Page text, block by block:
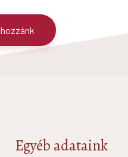
Egyéb adataink